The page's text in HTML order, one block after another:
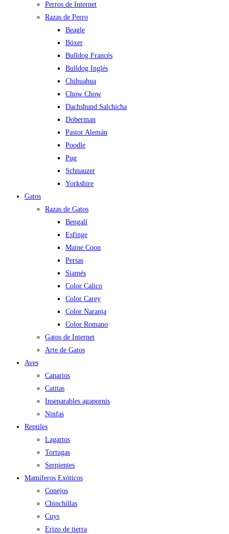
Perros de Internet
Razas de Perro
Beagle
Bóxer
Bulldog Francés
Bulldog Inglés
Chihuahua
Chow Chow
Dachshund Salchicha
Doberman
Pastor Alemán
Poodle
Pug
Schnauzer
Yorkshire
Gatos
Razas de Gatos
Bengalí
Esfinge
Maine Coon
Persas
Siamés
Color Calico
Color Carey
Color Naranja
Color Romano
Gatos de Internet
Arte de Gatos
Aves
Canarios
Catitas
Inseparables agapornis
Ninfas
Reptiles
Lagartos
Tortugas
Serpientes
Mamíferos Exóticos
Conejos
Chinchillas
Cuys
Erizo de tierra